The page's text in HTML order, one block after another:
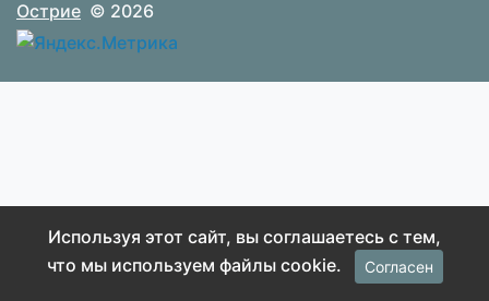
Острие © 2026
Используя этот сайт, вы соглашаетесь с тем,
что мы используем файлы cookie.
Согласен